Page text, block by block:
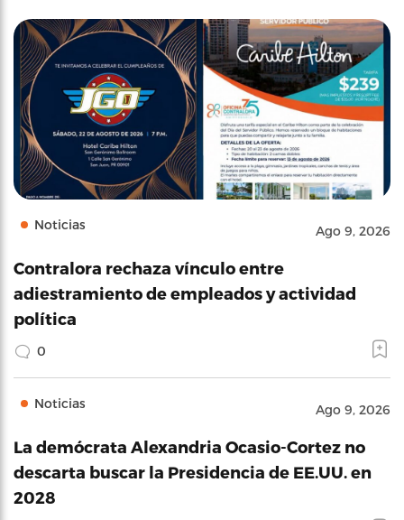
Noticias Ago 9, 2026
Contralora rechaza vínculo entre
adiestramiento de empleados y actividad
política
0
Noticias Ago 9, 2026
La demócrata Alexandria Ocasio-Cortez no
descarta buscar la Presidencia de EE.UU. en
2028